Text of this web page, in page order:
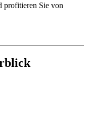
profitieren Sie von